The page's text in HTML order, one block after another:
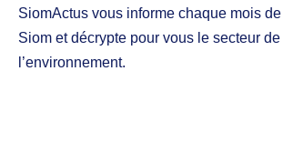
SiomActus vous informe chaque mois de
Siom et décrypte pour vous le secteur de
l’environnement.